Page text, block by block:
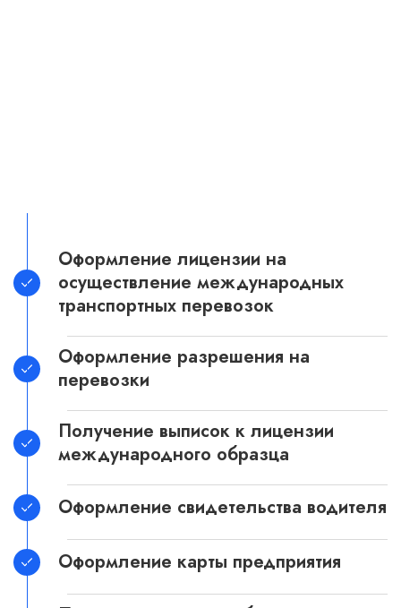
Оформление лицензии на
осуществление международных
транспортных перевозок
Оформление разрешения на
перевозки
Получение выписок к лицензии
международного образца
Оформление свидетельства водителя
Оформление карты предприятия